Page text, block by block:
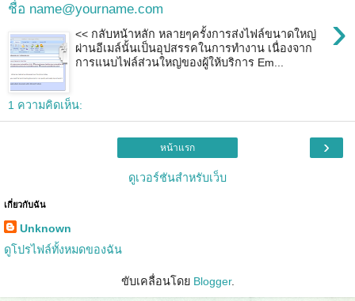
ชื่อ name@yourname.com
›
<< กลับหน้าหลัก หลายๆครั้งการส่งไฟล์ขนาดใหญ่
ผ่านอีเมล์นั้นเป็นอุปสรรคในการทำงาน เนื่องจาก
การแนบไฟล์ส่วนใหญ่ของผู้ให้บริการ Em...
1 ความคิดเห็น:
›
หน้าแรก
ดูเวอร์ชันสำหรับเว็บ
เกี่ยวกับฉัน
Unknown
ดูโปรไฟล์ทั้งหมดของฉัน
ขับเคลื่อนโดย Blogger.